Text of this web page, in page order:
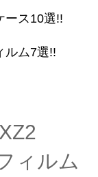
ース10選!!
ルム7選!!
ィルム